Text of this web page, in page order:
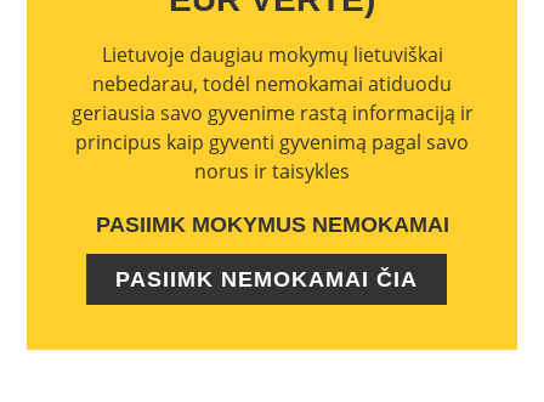
Lietuvoje daugiau mokymų lietuviškai
nebedarau, todėl nemokamai atiduodu
geriausia savo gyvenime rastą informaciją ir
principus kaip gyventi gyvenimą pagal savo
norus ir taisykles
PASIIMK MOKYMUS NEMOKAMAI
PASIIMK NEMOKAMAI ČIA